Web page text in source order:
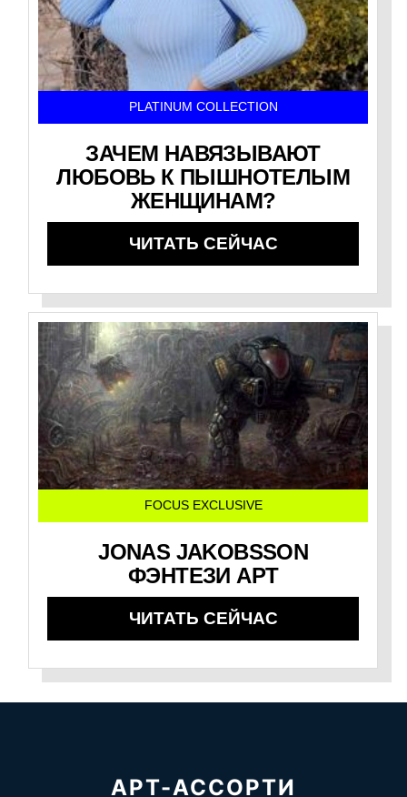
PLATINUM COLLECTION
ЗАЧЕМ НАВЯЗЫВАЮТ
ЛЮБОВЬ К ПЫШНОТЕЛЫМ
ЖЕНЩИНАМ?
ЧИТАТЬ СЕЙЧАС
FOCUS EXCLUSIVE
JONAS JAKOBSSON
ФЭНТЕЗИ АРТ
ЧИТАТЬ СЕЙЧАС
АРТ-АССОРТИ